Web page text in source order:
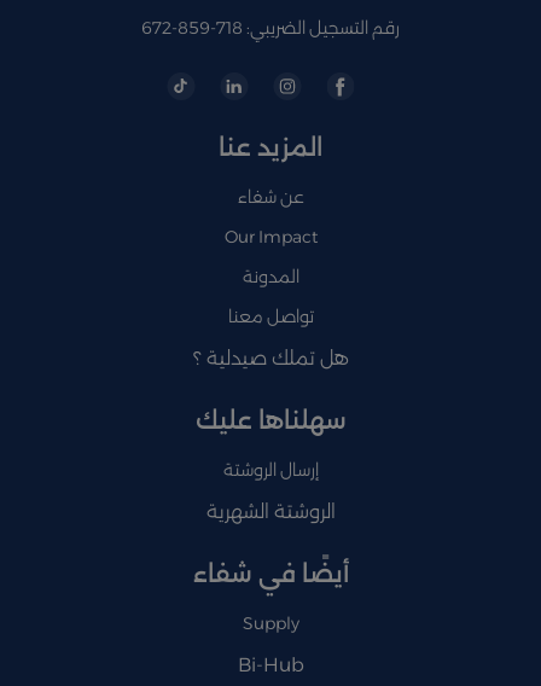
رقم التسجيل الضريبي: 718-859-672
المزيد عنا
عن شفاء
Our Impact
المدونة
تواصل معنا
هل تملك صيدلية ؟
سهلناها عليك
إرسال الروشتة
الروشتة الشهرية
أيضًا في شفاء
Supply
Bi-Hub